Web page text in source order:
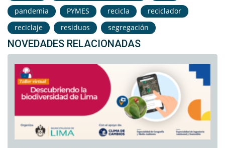
pandemia
PYMES recicla
reciclador
reciclaje
residuos segregación
NOVEDADES RELACIONADAS